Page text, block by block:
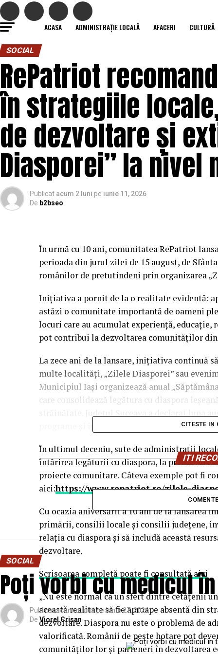
ACASA ADMINISTRAȚIE LOCALĂ AFACERI CULTURĂ
SOCIAL
RePatriot
în strategiile
de dezvoltare și
Diasporei” la nivel
Publicat acum 2 luni pe iunie 11, 2026
De b2bseo
În urmă cu 10 ani, comunitatea RePatriot
perioada din jurul zilei de 15 august, de
românilor de pretutindeni prin organizarea
Inițiativa a pornit de la o realitate evidentă:
astăzi o comunitate importantă de oameni
locuri care au acumulat experiență,
pot contribui la dezvoltarea comunităților
La zece ani de la lansare, inițiativa continuă
multe localități, „Zilele Diasporei” sau
Municipiul Iași organizează anual
care consolidează legătura cu diaspora
programe și întâlniri dedicate românilor
În ultimul deceniu, sute de administrații
întărirea legăturii cu diaspora, la
proiecte comunitare. Câteva exemple pot fi
aici:https://www.repatriot.ro/zilele-
Cu ocazia aniversării a 10 ani de la lansarea
primării, consilii locale și consilii județene,
relația cu diaspora și să includă această
dezvoltare.
Scrisoarea completă poate fi consultată aici
„Nu este normal ca un sfert dintre cetățenii
această realitate să fie aproape absentă din
dezvoltare. Diaspora nu este o problemă de
valorificată. Românii de peste hotare pot
comunităților lor și parteneri în dezvoltarea
CITESTE IN
ITI
SOCIAL
Poți vorbi cu medicul
Publicat acum o lunăpe iunie 27, 2026
De Viorel Crisan